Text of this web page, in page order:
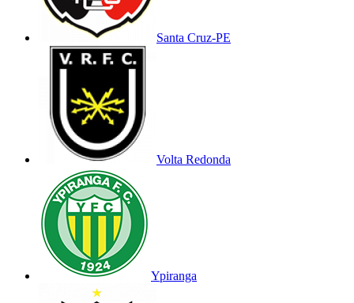
Santa Cruz-PE
Volta Redonda
Ypiranga